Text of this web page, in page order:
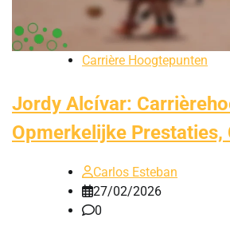
Carrière Hoogtepunten
Jordy Alcívar:
Opmerkelijke Prestaties,
Carlos Esteban
27/02/2026
0